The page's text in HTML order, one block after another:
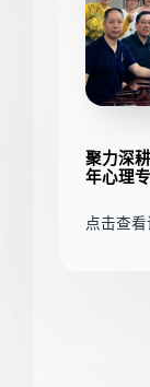
聚力深
年心理
点击